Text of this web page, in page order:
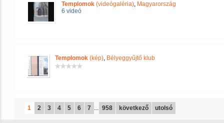
Templomok (videógaléria), Magyarország
6 videó
Templomok (kép), Bélyeggyűjtő klub
1 2 3 4 5 6 7 ... 958 következő utolsó